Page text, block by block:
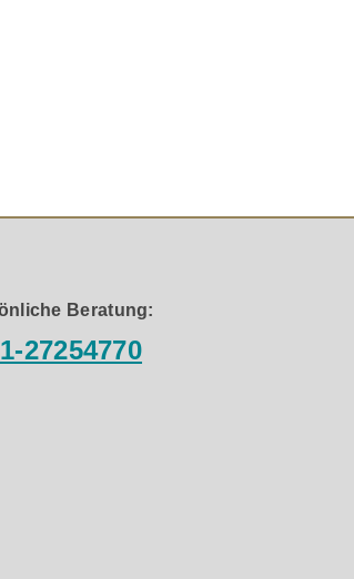
MC-Tonabnehmer sowie, des
Beratung:
27254770